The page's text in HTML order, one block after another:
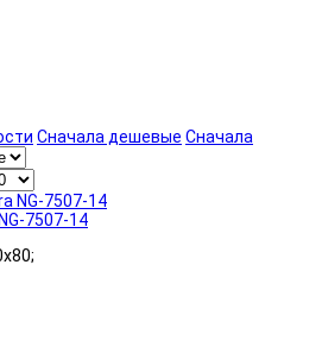
Сначала дешевые Сначала
7507-14